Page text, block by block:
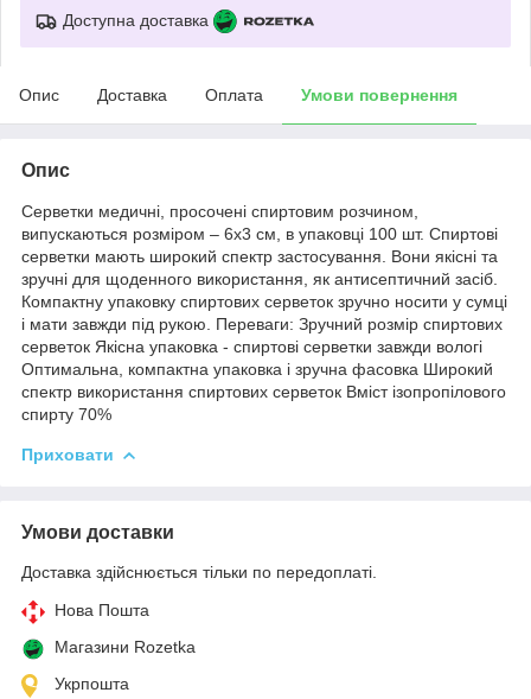
Доступна доставка
Опис Доставка Оплата Умови повернення
Опис
Серветки медичні, просочені спиртовим розчином,
випускаються розміром – 6х3 см, в упаковці 100 шт. Спиртові
серветки мають широкий спектр застосування. Вони якісні та
зручні для щоденного використання, як антисептичний засіб.
Компактну упаковку спиртових серветок зручно носити у сумці
і мати завжди під рукою. Переваги: Зручний розмір спиртових
серветок Якісна упаковка - спиртові серветки завжди вологі
Оптимальна, компактна упаковка і зручна фасовка Широкий
спектр використання спиртових серветок Вміст ізопропілового
спирту 70%
Приховати
Умови доставки
Доставка здійснюється тільки по передоплаті.
Нова Пошта
Магазини Rozetka
Укрпошта